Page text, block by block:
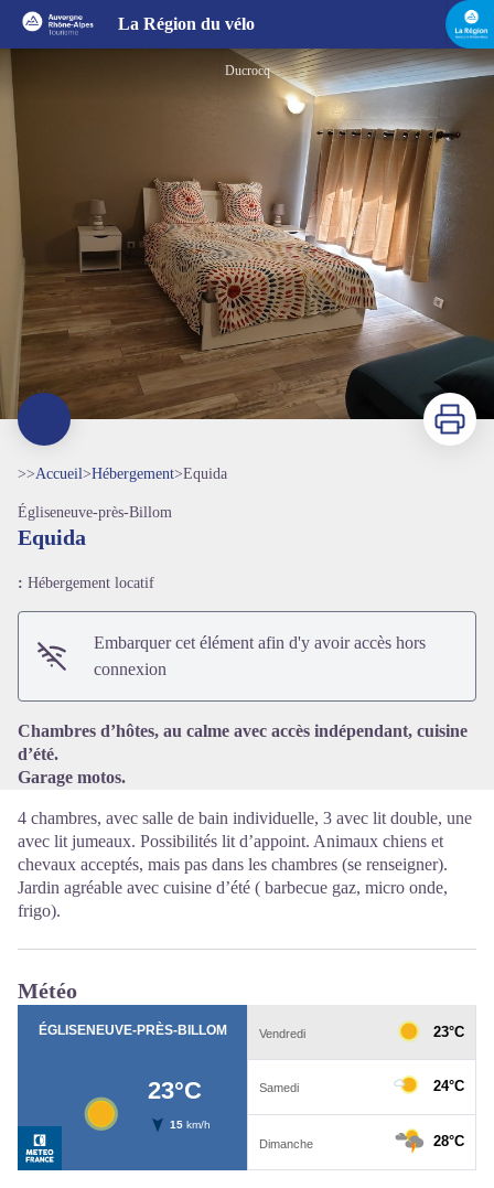
La Région du vélo
Ducrocq
Voir l'image en plein écran
Imprimer
>>Accueil>Hébergement>Equida
Égliseneuve-près-Billom
Equida
: Hébergement locatif
Embarquer cet élément afin d'y avoir accès hors
connexion
Chambres d’hôtes, au calme avec accès indépendant, cuisine
d’été.
Garage motos.
4 chambres, avec salle de bain individuelle, 3 avec lit double, une
avec lit jumeaux. Possibilités lit d’appoint. Animaux chiens et
chevaux acceptés, mais pas dans les chambres (se renseigner).
Jardin agréable avec cuisine d’été ( barbecue gaz, micro onde,
frigo).
Météo